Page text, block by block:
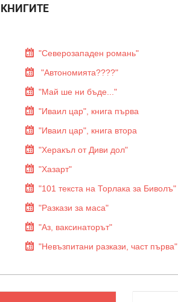
КНИГИТЕ
"Северозападен романь"
"Автономията????"
"Май ше ни бъде..."
"Иваил цар", книга първа
"Иваил цар", книга втора
"Херакъл от Диви дол"
"Хазарт"
"101 текста на Торлака за Биволъ"
"Разкази за маса"
"Аз, ваксинаторът"
"Невъзпитани разкази, част първа"